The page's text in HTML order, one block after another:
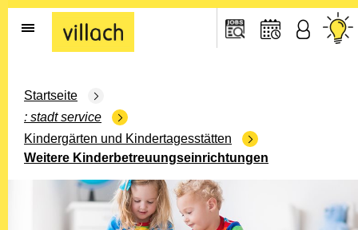
Gehe zur Startseite
Startseite
stadt service
Kindergärten und Kindertagesstätten
Weitere Kinderbetreuungseinrichtungen